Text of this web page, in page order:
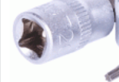
Головка
от